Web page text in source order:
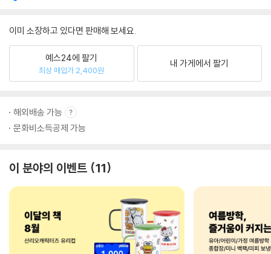
이미 소장하고 있다면 판매해 보세요.
예스24에 팔기
최상 매입가 2,400원
내 가게에서 팔기
해외배송 가능
문화비소득공제 가능
이 분야의 이벤트 11